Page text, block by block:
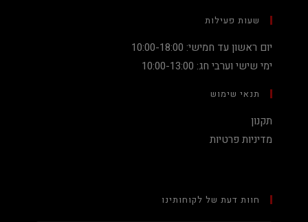
שעות פעילות
יום ראשון עד חמישי: 10:00-18:00
ימי שישי וערבי חג: 10:00-13:00
תנאי שימוש
תקנון
מדיניות פרטיות
חוות דעת של לקוחותינו